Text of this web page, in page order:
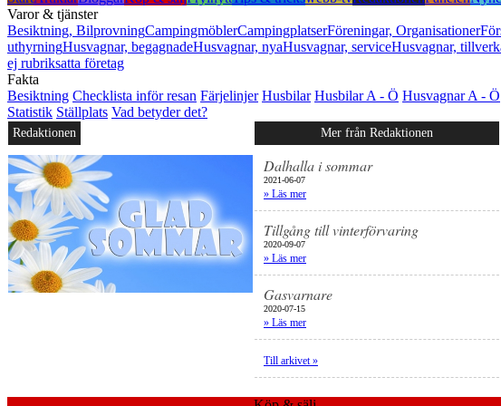
Varor & tjänster
Besiktning, BilprovningCampingmöblerCampingplatserFöreningar, Organisationer
uthyrningHusvagnar, begagnadeHusvagnar, nyaHusvagnar, serviceHusvagnar,
ej rubriksatta företag
Fakta
Besiktning Checklista inför resan Färjelinjer Husbilar Husbilar A - Ö Husvagnar A - Ö
Statistik Ställplats Vad betyder det?
Redaktionen Mer från Redaktionen
Dalhalla i sommar
2021-06-07
» Läs mer
Tillgång till vinterförvaring
2020-09-07
» Läs mer
Gasvarnare
2020-07-15
» Läs mer
Till arkivet »